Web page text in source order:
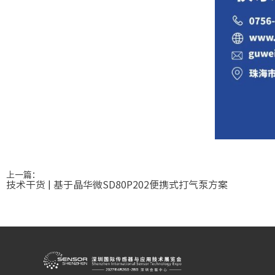
上一篇：
技术干货 | 基于晶华微SD80P202便携式打气泵方案